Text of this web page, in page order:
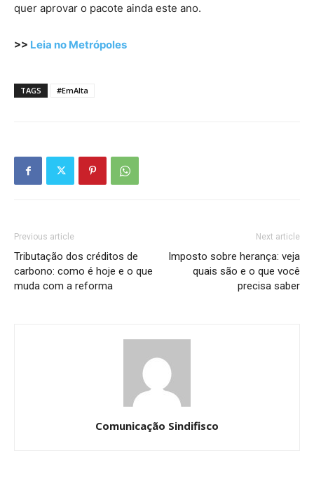
quer aprovar o pacote ainda este ano.
>> Leia no Metrópoles
TAGS #EmAlta
Previous article
Tributação dos créditos de
carbono: como é hoje e o que
muda com a reforma
Next article
Imposto sobre herança: veja
quais são e o que você
precisa saber
Comunicação Sindifisco